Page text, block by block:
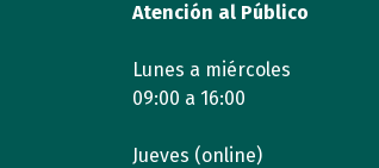
Atención al Público
Lunes a miércoles
09:00 a 16:00
Jueves (online)